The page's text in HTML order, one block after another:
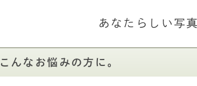
あなたらしい写
こんなお悩みの方に。